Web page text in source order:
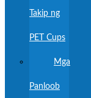
Takip ng
PET Cups
Mga
Panloob